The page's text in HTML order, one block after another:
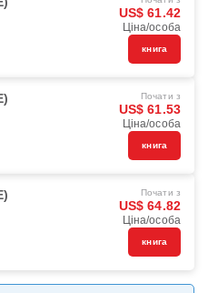
US$ 61.42
Ціна/особа
книга
Почати з
US$ 61.53
Ціна/особа
книга
Почати з
US$ 64.82
Ціна/особа
книга